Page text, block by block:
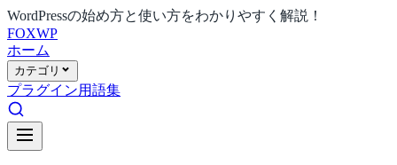
WordPressの始め方と使い方をわかりやすく解説！
FOXWP
ホーム
カテゴリ
プラグイン用語集